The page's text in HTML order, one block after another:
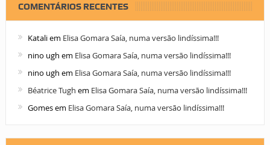
COMENTÁRIOS RECENTES
Kataliem Elisa Gomara Saía, numa versão lindíssima!!!
nino ugh em Elisa Gomara Saía, numa versão lindíssima!!!
nino ugh em Elisa Gomara Saía, numa versão lindíssima!!!
Béatrice Tugh em Elisa Gomara Saía, numa versão lindíssima!!!
Gomesem Elisa Gomara Saía, numa versão lindíssima!!!